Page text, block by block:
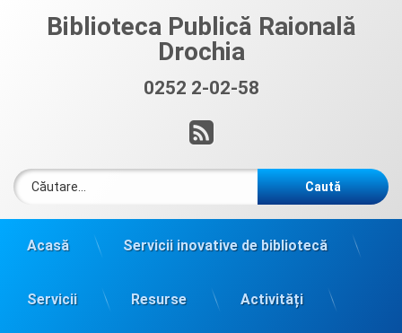
Biblioteca Publică Raională
Drochia
0252 2-02-58
RSS
Caută după:
Acasă Servicii inovative de bibliotecă
Servicii Resurse Activități